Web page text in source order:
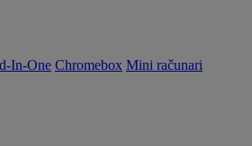
In-One Chromebox Mini računari